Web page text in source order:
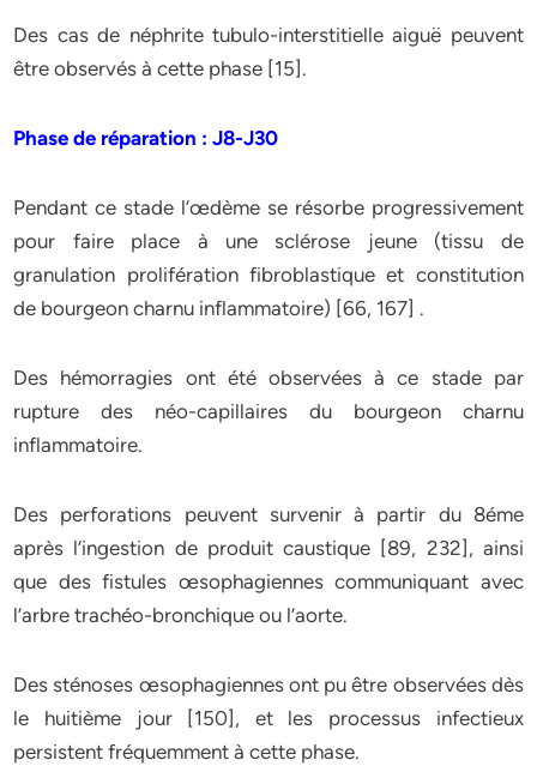
Des cas de néphrite tubulo-interstitielle aiguë peuvent
être observés à cette phase [15].
Phase de réparation : J8-J30
Pendant ce stade l’œdème se résorbe progressivement
pour faire place à une sclérose jeune (tissu de
granulation prolifération fibroblastique et constitution
de bourgeon charnu inflammatoire) [66, 167] .
Des hémorragies ont été observées à ce stade par
rupture des néo-capillaires du bourgeon charnu
inflammatoire.
Des perforations peuvent survenir à partir du 8éme
après l’ingestion de produit caustique [89, 232], ainsi
que des fistules œsophagiennes communiquant avec
l’arbre trachéo-bronchique ou l’aorte.
Des sténoses œsophagiennes ont pu être observées dès
le huitième jour [150], et les processus infectieux
persistent fréquemment à cette phase.